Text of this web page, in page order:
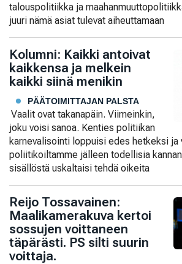
talouspolitiikka ja
juuri nämä asiat tulevat aiheuttamaan
Kolumni: Kaikki antoivat
kaikkensa ja melkein
kaikki siinä menikin
PÄÄTOIMITTAJAN PALSTA
Vaalit ovat takanapäin. Viimeinkin,
joku voisi sanoa. Kenties politiikan
karnevalisointi loppuisi edes hetkeksi ja
poliitikoiltamme jälleen todellisia
sisällöstä uskaltaisi tehdä oikeita
Reijo Tossavainen:
Maalikamerakuva kertoi
sossujen voittaneen
täpärästi. PS silti suurin
voittaja.